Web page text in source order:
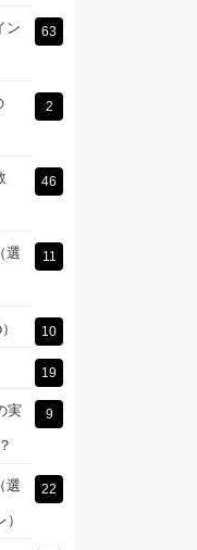
ン 63
2
46
選 11
10
19
実 9
選 22